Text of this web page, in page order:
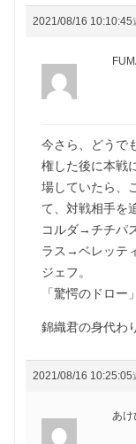
2021/08/16 10:10:45
今さら、どうで
権した後に本戦
場していたら、
て、対戦相手を
コルダ→チチパ
ラス→ベレッテ
ジェフ。
「驚愕のドロー
錦織君の身代わ
2021/08/16 10:25:05
あけ